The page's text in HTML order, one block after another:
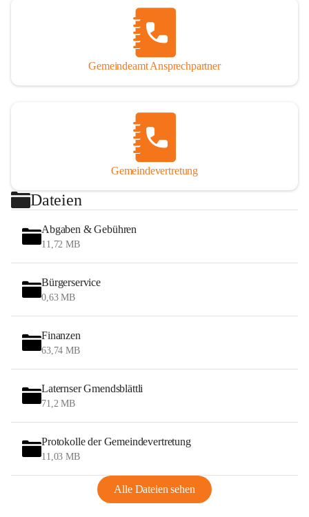
Gemeindeamt Ansprechpartner
Gemeindevertretung
Dateien
Abgaben & Gebühren
11,72 MB
Bürgerservice
0,63 MB
Finanzen
63,74 MB
Laternser Gmendsblättli
71,2 MB
Protokolle der Gemeindevertretung
11,03 MB
Alle Dateien sehen